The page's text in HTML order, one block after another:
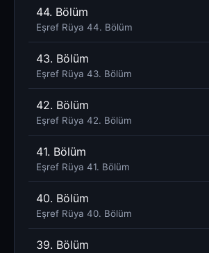
44. Bölüm
Eşref Rüya 44. Bölüm
43. Bölüm
Eşref Rüya 43. Bölüm
42. Bölüm
Eşref Rüya 42. Bölüm
41. Bölüm
Eşref Rüya 41. Bölüm
40. Bölüm
Eşref Rüya 40. Bölüm
39. Bölüm